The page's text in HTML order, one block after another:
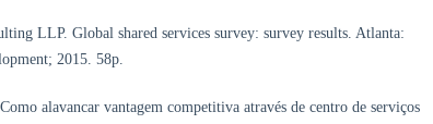
LLP. Global shared services survey: survey results. Atlanta:
2015. 58p.
alavancar vantagem competitiva através de centro de serviços